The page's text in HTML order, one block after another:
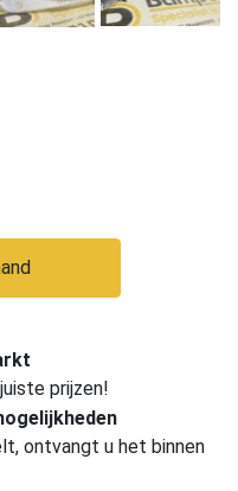
prijzen!
ontvangt u het binnen